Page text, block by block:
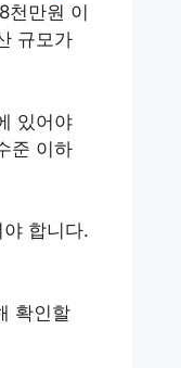
천만원 이
규모가
있어야
준 이하
합니다.
확인할